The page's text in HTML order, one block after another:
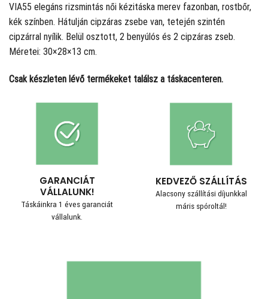
VIA55 elegáns rizsmintás női kézitáska merev fazonban, rostbőr,
kék színben. Hátulján cipzáras zsebe van, tetején szintén
cipzárral nyílik. Belül osztott, 2 benyúlós és 2 cipzáras zseb.
Méretei: 30×28×13 cm.
Csak készleten lévő termékeket találsz a táskacenteren.
GARANCIÁT
VÁLLALUNK!
Táskáinkra 1 éves garanciát
vállalunk.
KEDVEZŐ SZÁLLÍTÁS
Alacsony szállítási díjunkkal
máris spóroltál!